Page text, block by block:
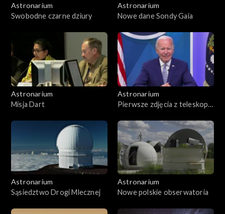
Astronarium
Swobodne czarne dziury
Astronarium
Nowe dane Sondy Gaia
Astronarium
Misja Dart
Astronarium
Pierwsze zdjęcia z teleskopu
Astronarium
Sąsiedztwo Drogi Mlecznej
Astronarium
Nowe polskie obserwatoria